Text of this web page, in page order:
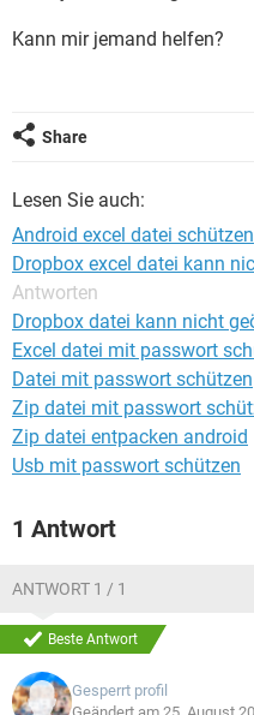
FACEBOOK
Kann mir jemand helfen?
Share
Lesen Sie auch:
Android excel datei schützen
Dropbox excel datei kann
Antworten
Dropbox datei kann nicht
Excel datei mit passwort
Datei mit passwort schützen
Zip datei mit passwort
Zip datei entpacken android
Usb mit passwort schützen
1 Antwort
ANTWORT 1 / 1
Beste Antwort
Gesperrt profil